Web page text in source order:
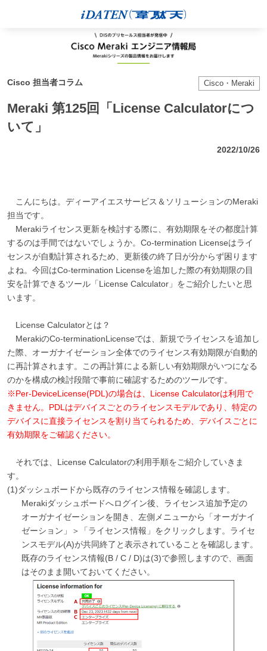
Cisco 担当者コラム Cisco・Meraki
Meraki 第125回「License Calculatorにつ
いて」
2022/10/26
こんにちは。ディーアイエスサービス＆ソリューションのMeraki
担当です。
Merakiライセンス更新を検討する際に、有効期限をその都度計算
するのは手間ではないでしょうか。Co-termination Licenseはライ
センスが自動計算されるため、更新後の終了日が分からず困ります
よね。今回はCo-termination Licenseを追加した際の有効期限の目
安を計算できるツール「License Calculator」をご紹介したいと思
います。
License Calculatorとは？
MerakiのCo-terminationLicenseでは、新規でライセンスを追加し
た際、オーガナイゼーション全体でのライセンス有効期限が自動的
に再計算されます。この再計算による新しい有効期限がいつになる
のかを構成の検討段階で事前に確認するためのツールです。
※Per-DeviceLicense(PDL)の場合は、License Calculatorは利用で
きません。PDLはデバイスごとのライセンスモデルであり、特定の
デバイスに直接ライセンスを割り当てられるため、デバイスごとに
有効期限をご確認ください。
それでは、License Calculatorの利用手順をご紹介していきま
す。
(1)ダッシュボードから既存のライセンス情報を確認します。
Merakiダッシュボードへログイン後、ライセンス追加予定の
オーガナイゼーションを開き、左側メニューから「オーガナイ
ゼーション」＞「ライセンス情報」をクリックします。ライセ
ンスモデル(A)が共同終了と表示されていることを確認します。
既存のライセンス情報(B / C / D)は(3)で参照しますので、画面
はそのまま開いておいてください。